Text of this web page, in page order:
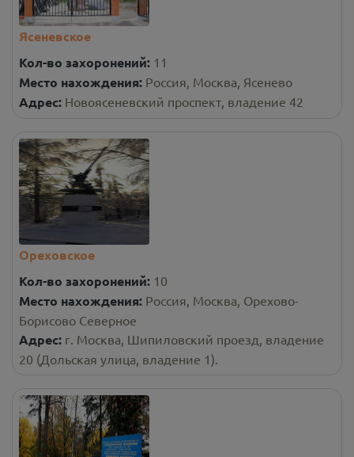
Ясеневское
Кол-во захоронений: 11
Место нахождения: Россия, Москва, Ясенево
Адрес: Новоясеневский проспект, владение 42
Ореховское
Кол-во захоронений: 10
Место нахождения: Россия, Москва, Орехово-
Борисово Северное
Адрес: г. Москва, Шипиловский проезд, владение
20 (Дольская улица, владение 1).